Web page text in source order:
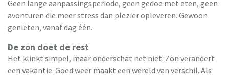
Geen lange aanpassingsperiode, geen gedoe met eten, geen
avonturen die meer stress dan plezier opleveren. Gewoon
genieten, vanaf dag één.
De zon doet de rest
Het klinkt simpel, maar onderschat het niet. Zon verandert
een vakantie. Goed weer maakt een wereld van verschil. Als